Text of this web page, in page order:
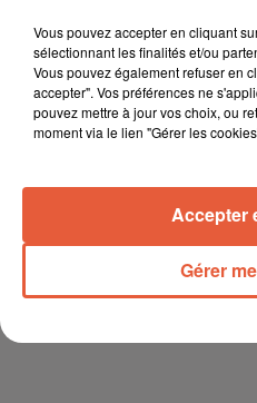
Vous pouvez accepter en cliquant
sélectionnant les finalités et/ou
Vous pouvez également refuser en
accepter". Vos préférences ne
pouvez mettre à jour vos choix, ou
moment via le lien "Gérer les
Gérer
Accepter